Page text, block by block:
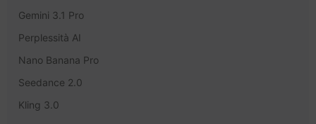
Gemini 3.1 Pro
Perplessità AI
Nano Banana Pro
Seedance 2.0
Kling 3.0